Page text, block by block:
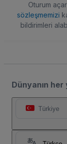
Oturum
sözleşmemizi
bildirimleri
Dünyanın
Türkiye